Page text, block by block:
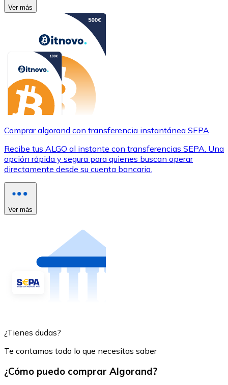
Ver más
Comprar algorand con transferencia instantánea SEPA
Recibe tus ALGO al instante con transferencias SEPA. Una
opción rápida y segura para quienes buscan operar
directamente desde su cuenta bancaria.
Ver más
¿Tienes dudas?
Te contamos todo lo que necesitas saber
¿Cómo puedo comprar Algorand?